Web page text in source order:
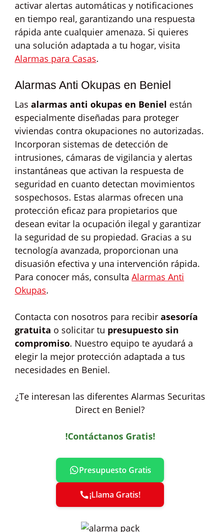
activar alertas automáticas y notificaciones
en tiempo real, garantizando una respuesta
rápida ante cualquier amenaza. Si quieres
una solución adaptada a tu hogar, visita
Alarmas para Casas.
Alarmas Anti Okupas en Beniel
Las alarmas anti okupas en Beniel están
especialmente diseñadas para proteger
viviendas contra okupaciones no autorizadas.
Incorporan sistemas de detección de
intrusiones, cámaras de vigilancia y alertas
instantáneas que activan la respuesta de
seguridad en cuanto detectan movimientos
sospechosos. Estas alarmas ofrecen una
protección eficaz para propietarios que
desean evitar la ocupación ilegal y garantizar
la seguridad de su propiedad. Gracias a su
tecnología avanzada, proporcionan una
disuasión efectiva y una intervención rápida.
Para conocer más, consulta Alarmas Anti
Okupas.
Contacta con nosotros para recibir asesoría
gratuita o solicitar tu presupuesto sin
compromiso. Nuestro equipo te ayudará a
elegir la mejor protección adaptada a tus
necesidades en Beniel.
¿Te interesan las diferentes Alarmas Securitas
Direct en Beniel?
!Contáctanos Gratis!
Presupuesto Gratis
¡Llama Gratis!